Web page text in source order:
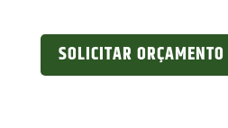
SOLICITAR ORÇAMENTO